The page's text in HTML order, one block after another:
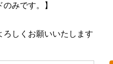
のみです。】
しくお願いいたします